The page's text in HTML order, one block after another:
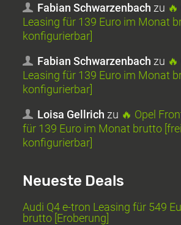
Fabian Schwarzenbach zu
Leasing für 139 Euro im Monat
konfigurierbar]
Fabian Schwarzenbach zu
Leasing für 139 Euro im Monat
konfigurierbar]
Loisa Gellrich zu 🔥 Opel
für 139 Euro im Monat brutto [frei
konfigurierbar]
Neueste Deals
Audi Q4 e-tron Leasing für 549
brutto [Eroberung]